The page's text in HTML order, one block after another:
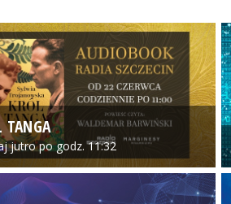
TANGA
jutro po godz. 11:32